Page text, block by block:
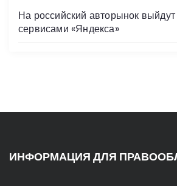
На российский авторынок
сервисами «Яндекса»
ИНФОРМАЦИЯ ДЛЯ